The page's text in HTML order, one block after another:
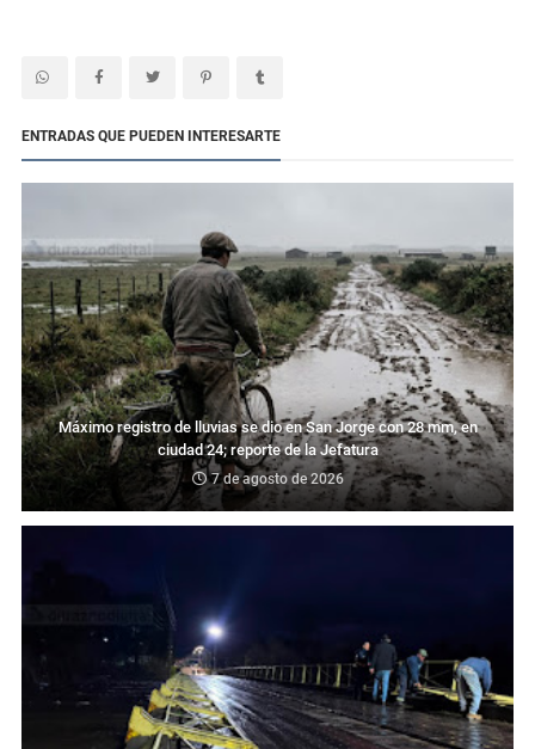
ENTRADAS QUE PUEDEN INTERESARTE
Máximo registro de lluvias se dio en San Jorge con 28 mm, en
ciudad 24; reporte de la Jefatura
7 de agosto de 2026